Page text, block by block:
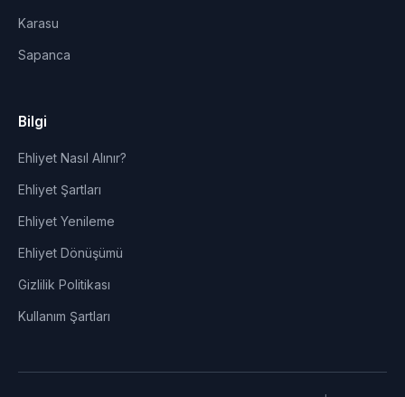
Karasu
Sapanca
Bilgi
Ehliyet Nasıl Alınır?
Ehliyet Şartları
Ehliyet Yenileme
Ehliyet Dönüşümü
Gizlilik Politikası
Kullanım Şartları